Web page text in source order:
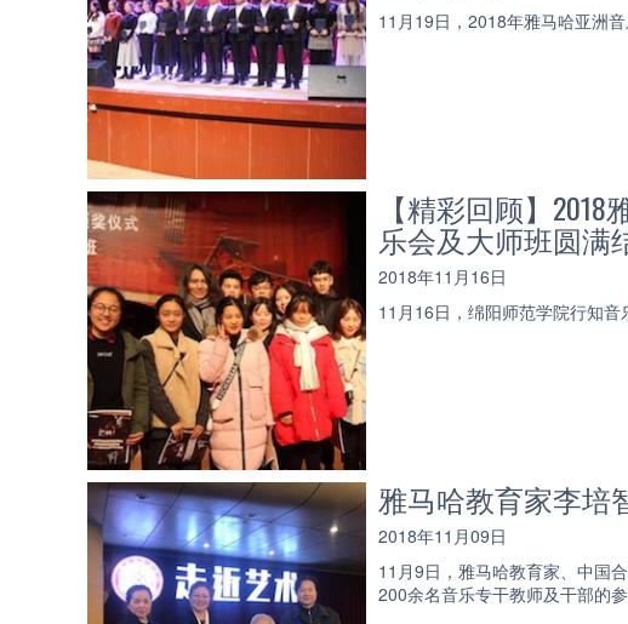
11月19日，2018年雅马哈亚洲
【精彩回顾】
乐会及大师班圆满
2018年11月16日
11月16日，绵阳师范学院行知音
雅马哈教育家李培
2018年11月09日
11月9日，雅马哈教育家、中国
200余名音乐专干教师及干部的参